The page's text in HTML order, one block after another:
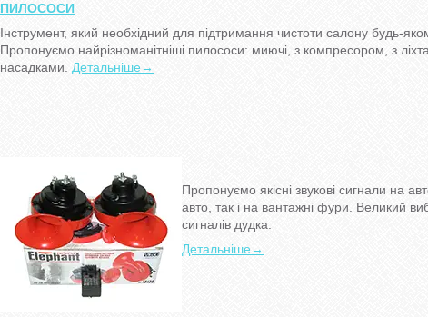
ПИЛОСОСИ
Інструмент, який необхідний для підтримання чистоти салону будь-
Пропонуємо найрізноманітніші пилососи: миючі, з компресором, з
насадками. Детальніше→
Пропонуємо якісні звукові сигнали на
авто, так і на вантажні фури. Великий
сигналів дудка.
Детальніше→